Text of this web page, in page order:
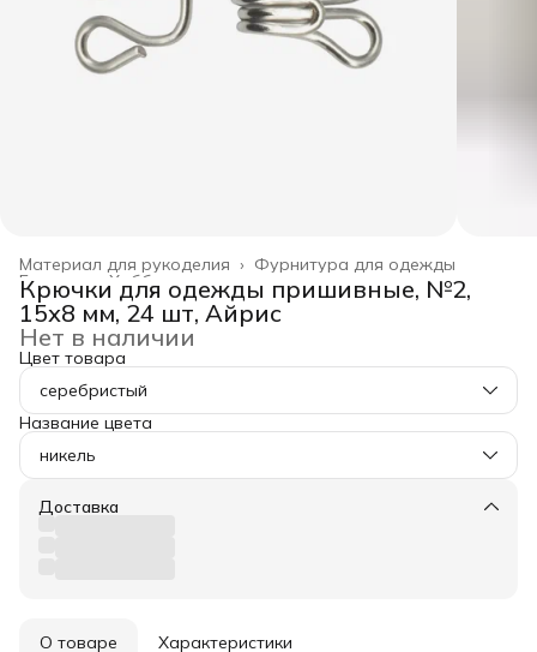
Фурнитура для одежды
Материал для рукоделия ›
Хобби и творчество ›
Главная ›
Крючки для одежды пришивные, №2,
15х8 мм, 24 шт, Айрис
Нет в наличии
Цвет товара
серебристый
Название цвета
никель
Доставка
О товаре Характеристики